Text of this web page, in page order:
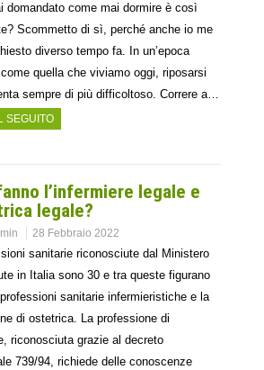
domandato come mai dormire è così
Scommetto di sì, perché anche io me
diverso tempo fa. In un’epoca
quella che viviamo oggi, riposarsi
sempre di più difficoltoso. Correre a…
SEGUITO
l’infermiere legale e
legale?
28 Febbraio 2022
sanitarie riconosciute dal Ministero
in Italia sono 30 e tra queste figurano
sanitarie infermieristiche e la
di ostetrica. La professione di
riconosciuta grazie al decreto
739/94, richiede delle conoscenze